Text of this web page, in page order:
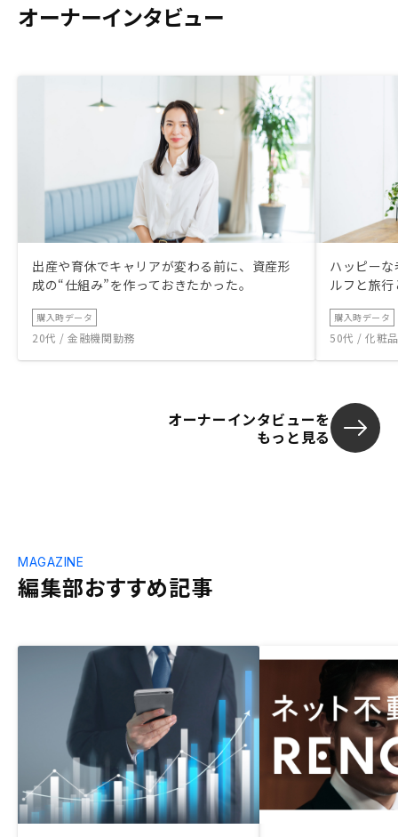
オーナーインタビュー
出産や育休でキャリアが変わる前に、資産形
成の“仕組み”を作っておきたかった。
購入時データ
20代 / 金融機関勤務
ハッピー
ルフと旅
購入時データ
50代 / 化粧
オーナーインタビューを
もっと見る
編集部おすすめ記事
MAGAZINE